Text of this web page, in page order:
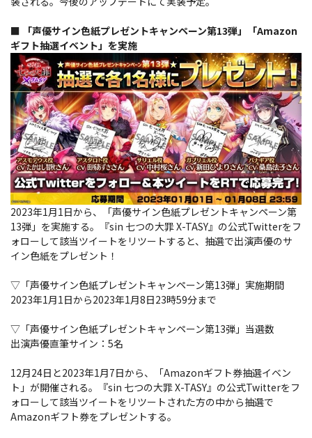
■ 「声優サイン色紙プレゼントキャンペーン第13弾」「Amazon
ギフト抽選イベント」を実施
2023年1月1日から、「声優サイン色紙プレゼントキャンペーン第
13弾」を実施する。『sin 七つの大罪 X-TASY』の公式Twitterをフ
ォローして該当ツイートをリツートすると、抽選で出演声優のサ
イン色紙をプレゼント！
▽「声優サイン色紙プレゼントキャンペーン第13弾」実施期間
2023年1月1日から2023年1月8日23時59分まで
▽「声優サイン色紙プレゼントキャンペーン第13弾」当選数
出演声優直筆サイン：5名
12月24日と2023年1月7日から、「Amazonギフト券抽選イベン
ト」が開催される。『sin 七つの大罪 X-TASY』の公式Twitterをフ
ォローして該当ツイートをリツートされた方の中から抽選で
Amazonギフト券をプレゼントする。